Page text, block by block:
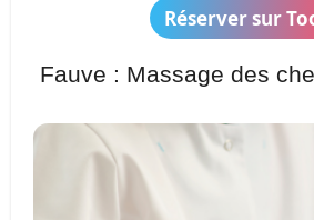
Réserver sur
Fauve : Massage des